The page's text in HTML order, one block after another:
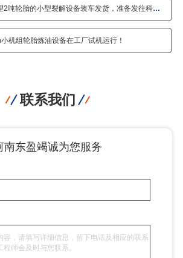
2吨轮胎的小型裂解设备装车发货，准备发往科特
机组轮胎炼油设备在工厂试机运行！
联系我们
南东盈竭诚为您服务